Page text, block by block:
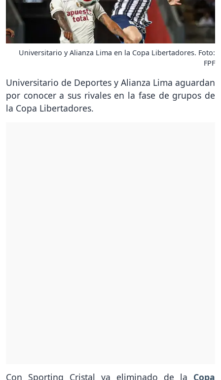
Universitario y Alianza Lima en la Copa Libertadores. Foto:
FPF
Universitario de Deportes y Alianza Lima aguardan
por conocer a sus rivales en la fase de grupos de
la Copa Libertadores.
Con Sporting Cristal ya eliminado de la Copa